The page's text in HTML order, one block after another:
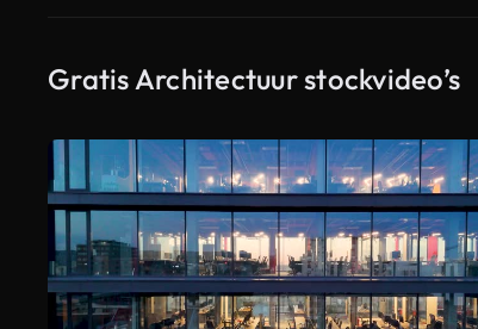
Gratis Architectuur stockvideo’s